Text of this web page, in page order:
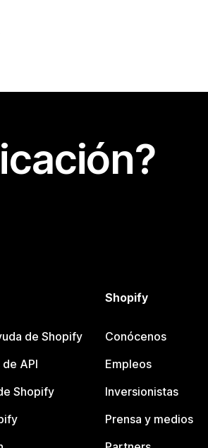
de Shopify
API
Shopify
Shopify
Conócenos
Empleos
Inversionistas
Prensa y medios